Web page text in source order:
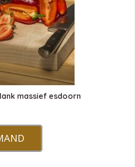
massief esdoorn